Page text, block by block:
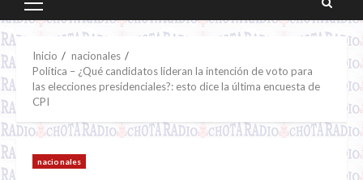
Menú
principal
Inicio
nacionales
Política – ¿Qué candidatos lideran la intención de voto para
las elecciones presidenciales?: esto dice la última encuesta de
CPI
nacionales